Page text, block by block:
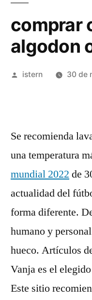
comprar
algodon
Publicado
istern 30 de
Se recomienda
una temperatura
mundial 2022 de
actualidad del
forma diferente.
humano y
hueco. Artículos
Vanja es el
Este sitio